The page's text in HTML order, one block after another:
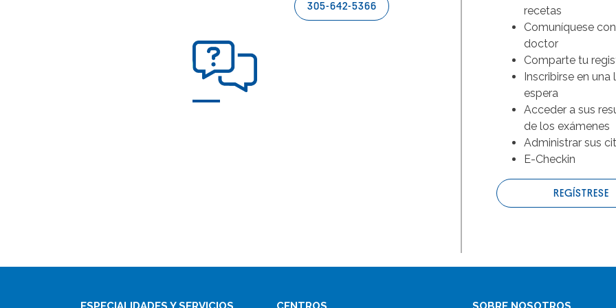
305-642-5366
recetas
Comuníquese
doctor
Comparte tu
Inscribirse en una
espera
Acceder a sus
de los exámenes
Administrar sus
E-Checkin
REGÍSTRESE